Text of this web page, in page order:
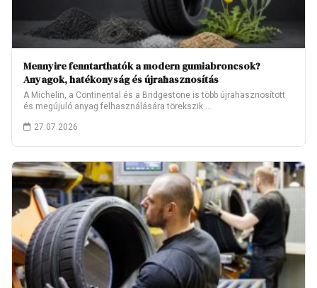
Mennyire fenntarthatók a modern gumiabroncsok?
Anyagok, hatékonyság és újrahasznosítás
A Michelin, a Continental és a Bridgestone is több újrahasznosított
és megújuló anyag felhasználására törekszik.…
27.07.2026